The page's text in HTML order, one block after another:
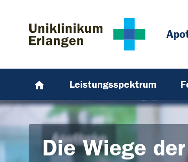
Leistungsspektrum
Die Wiege